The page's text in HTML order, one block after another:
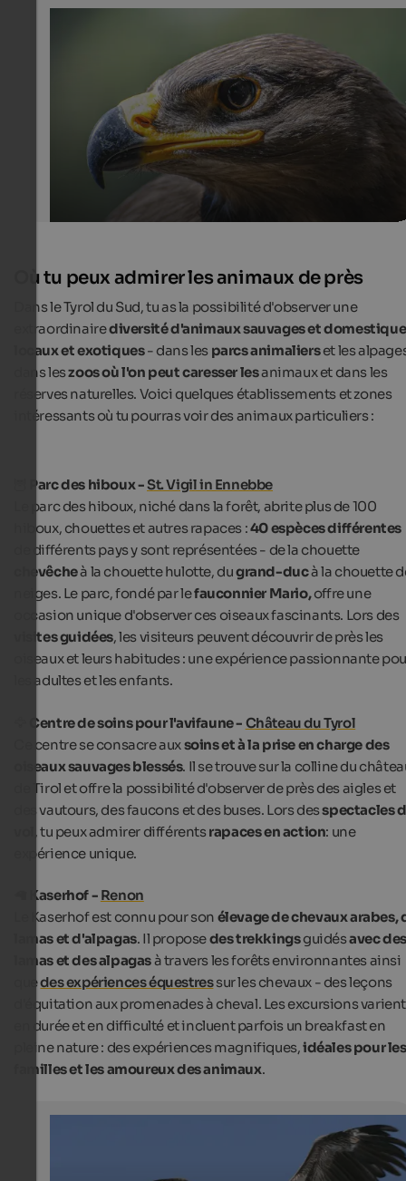
Experience raprors & owls live at Tyrol Castle in Dorf
Gufyland - Daniel Pichler
Où tu peux admirer les animaux de près
Dans le Tyrol du Sud, tu as la possibilité d'observer une
extraordinairediversité d'animaux sauvages et
locaux et exotiques- dans les parcs animalierset les
dans leszoos où l'on peut caresser lesanimaux et dans les
réserves naturelles. Voici quelques établissements et zones
intéressants où tu pourras voir des animaux particuliers :
A demonstration at the Centre for the Recovery of
Parc des hiboux -St. Vigil in Ennebbe
Le parc des hiboux, niché dans la forêt, abrite plus de 100
hiboux, chouettes et autres rapaces :40 espèces différentes
de différents pays y sont représentées - de la chouette
chevêcheà la chouette hulotte, dugrand-ducà la chouette
neiges. Le parc, fondé par lefauconnier Mario,offre une
occasion unique d'observer ces oiseaux fascinants. Lors des
visites guidées, les visiteurs peuvent découvrir de près les
oiseaux et leurs habitudes : une expérience passionnante
les adultes et les enfants.
Centre de soins pour l'avifaune - Château du Tyrol
Ce centre se consacre auxsoins et à la prise en charge des
oiseaux sauvages blessés. Il se trouve sur la colline du
de Tirol et offre la possibilité d'observer de près des aigles et
des vautours, des faucons et des buses. Lors desspectacles
, tu peux admirer différentsrapaces en action: une
expérience unique.
Kaserhof - Renon
Le Kaserhof est connu pour son élevage de chevaux arabes,
lamas et d'alpagas. Il proposedes trekkingsguidésavec
lamas et des alpagasà travers les forêts environnantes ainsi
quedes expériences équestressur les chevaux - des leçons
d'équitation aux promenades à cheval. Les excursions varient
en durée et en difficulté et incluent parfois un breakfast en
pleine nature : des expériences magnifiques,idéales pour les
familles et les amoureux des animaux.